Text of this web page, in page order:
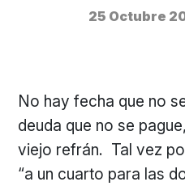
25 Octubre
No hay fecha que no
deuda que no se
viejo refrán. Tal vez
“a un cuarto para las